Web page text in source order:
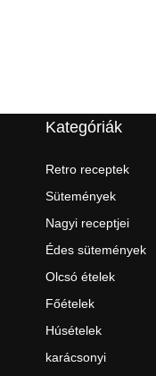
Kategóriák
Retro receptek
Sütemények
Nagyi receptjei
Édes sütemények
Olcsó ételek
Főételek
Húsételek
karácsonyi